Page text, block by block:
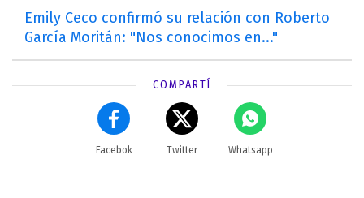
Emily Ceco confirmó su relación con Roberto
García Moritán: "Nos conocimos en..."
COMPARTÍ
Facebok Twitter Whatsapp